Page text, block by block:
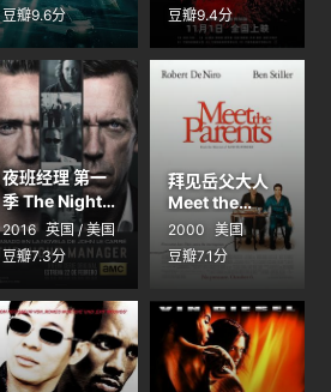
豆瓣9.6分
豆瓣9.4分
夜班经理 第一
季 The Night
Manager
Season 1
2016 英国 / 美国
豆瓣7.3分
拜见岳父大人
Meet the
Parents
2000
美国
豆瓣7.1分